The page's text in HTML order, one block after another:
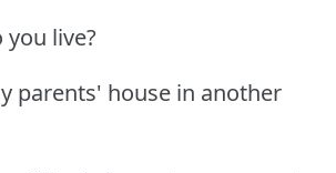
you live?
parents' house in another